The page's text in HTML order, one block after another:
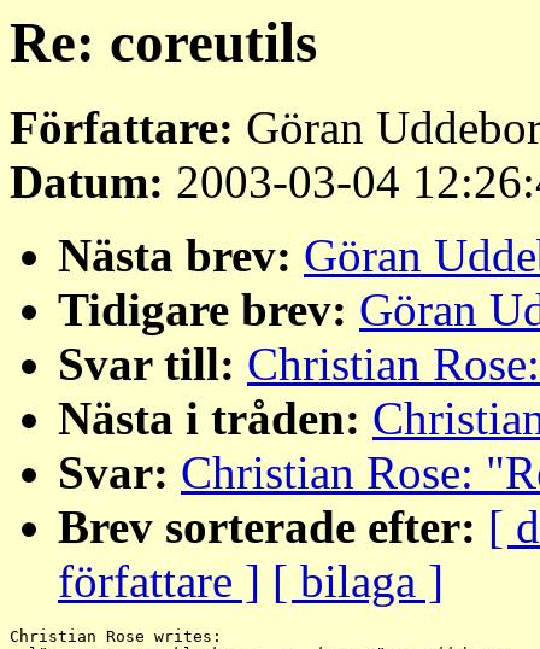
Re: coreutils
Författare: Göran
Datum: 2003-03-04
Nästa brev: Göran
Tidigare brev: Göran
Svar till: Christian
Nästa i tråden:
Svar: Christian Rose:
Brev sorterade efter: [
författare ] [ bilaga ]
Christian Rose writes: